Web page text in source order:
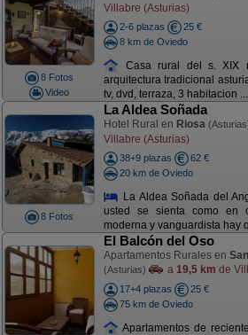
8 Fotos
Video
Villabre (Asturias)
2-6 plazas
25 €
8 km de Oviedo
Casa rural del s. XIX
arquitectura tradicional
tv, dvd, terraza, 3 habitacion ...
8 Fotos
La Aldea Soñada
Hotel Rural en Riosa
Villabre (Asturias)
38+9 plazas
62 €
20 km de Oviedo
La Aldea Soñada del
usted se sienta como en
moderna y vanguardista hay
El Balcón del Oso
Apartamentos Rurales en
(Asturias) a 19,5 km de
17+4 plazas
25 €
75 km de Oviedo
Apartamentos de